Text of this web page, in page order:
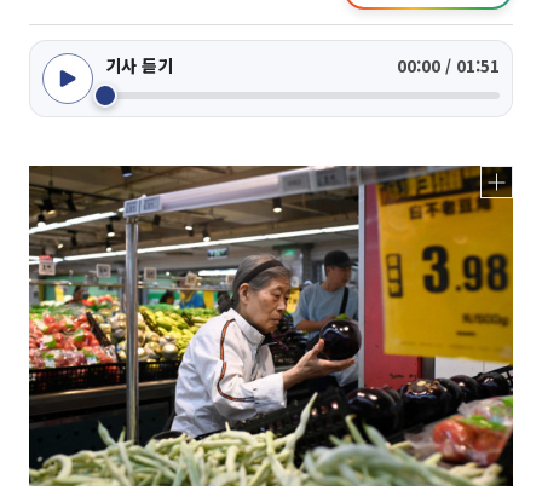
기사 듣기 00:00 / 01:51